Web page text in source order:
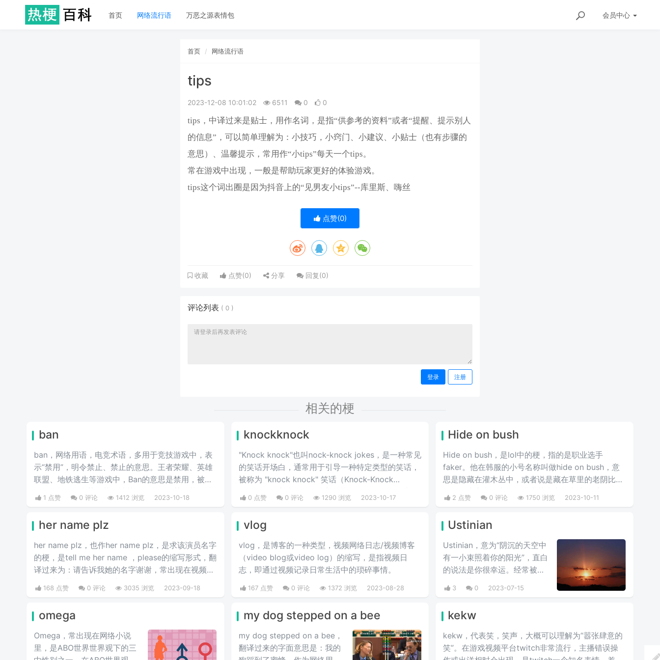
首页 网络流行语 万恶之源表情包 会员中心
首页 网络流行语
tips
2023-12-08 10:01:02 6511 0 0
tips，中译过来是贴士，用作名词，是指“供参考的资料”或者“提醒、提示别人
的信息”，可以简单理解为：小技巧，小窍门、小建议、小贴士（也有步骤的
意思）、温馨提示，常用作“小tips”每天一个tips。
常在游戏中出现，一般是帮助玩家更好的体验游戏。
tips这个词出圈是因为抖音上的“见男友小tips”--库里斯、嗨丝
点赞(0)
收藏 点赞(0) 分享 回复(0)
评论列表 ( 0 )
登录 注册
相关的梗
ban
ban，网络用语，电竞术语，多用于竞技游戏中，表
示“禁用”，明令禁止、禁止的意思。王者荣耀、英雄
联盟、地铁逃生等游戏中，Ban的意思是禁用，被
ban的意思是指某个英雄被禁用的意思。某位英雄被
Ban就意味着整局比赛双方玩家都无法再选取该英雄
1 点赞 0 评论 1412 浏览 2023-10-18
knockknock
"Knock knock"也叫nock-knock jokes，是一种常见
的笑话开场白，通常用于引导一种特定类型的笑话，
被称为 "knock knock" 笑话（Knock-Knock
Jokes）。这种笑话的特点是基于简单的问答形式，
通常涉及一个模拟敲门的互动，最后通过双关语来制
0 点赞 0 评论 1290 浏览 2023-10-17
Hide on bush
Hide on bush，是lol中的梗，指的是职业选手
faker。他在韩服的小号名称叫做hide on bush，意
思是隐藏在灌木丛中，或者说是藏在草里的老阴比。
他因在比赛中经常利用灌木丛来实现突袭而受到众人
的赞誉。自此，hide on bush这个词语成为了“灌木
为了许多LPL球迷的代名词之一。
2 点赞 0 评论 1750 浏览 2023-10-11
her name plz
her name plz，也作her name plz，是求该演员名字
的梗，是tell me her name ，please的缩写形式，翻
译过来为：请告诉我她的名字谢谢，常出现在视频评
168 点赞 0 评论 3035 浏览 2023-09-18
vlog
vlog，是博客的一种类型，视频网络日志/视频博客
（video blog或video log）的缩写，是指视频日
志，即通过视频记录日常生活中的琐碎事情。
167 点赞 0 评论 1372 浏览 2023-08-28
Ustinian
Ustinian，意为“阴沉的天空中
有一小束照着你的阳光”，直白
的说法是你很幸运。经常被当
称/qq昵称中非常常见，甚至
ustinian在英文中属于自造
词，是网友根据John koening
的命名法，给某种快乐下的定
义。ustinian在乌兹别克语中
3 0 2023-07-15
omega
Omega，常出现在网络小说
里，是ABO世界世界观下的三
my dog stepped on a bee
my dog stepped on a bee，
翻译过来的字面意思是：我的
kekw
kekw，代表笑，笑声，大概可以理解为“嚣张肆意的
笑”。在游戏视频平台twitch非常流行，主播错误操